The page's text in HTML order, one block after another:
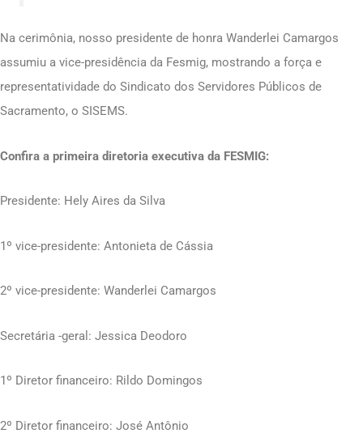
Na cerimônia, nosso presidente de honra Wanderlei Camargos
assumiu a vice-presidência da Fesmig, mostrando a força e
representatividade do Sindicato dos Servidores Públicos de
Sacramento, o SISEMS.
Confira a primeira diretoria executiva da FESMIG:
Presidente: Hely Aires da Silva
1º vice-presidente: Antonieta de Cássia
2º vice-presidente: Wanderlei Camargos
Secretária -geral: Jessica Deodoro
1º Diretor financeiro: Rildo Domingos
2º Diretor financeiro: José Antônio